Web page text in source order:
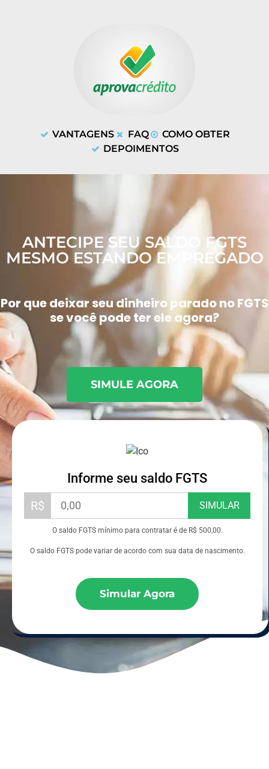
VANTAGENS FAQ
COMO OBTER
DEPOIMENTOS
ANTECIPE SEU SALDO FGTS
MESMO ESTANDO EMPREGADO
Por que deixar seu dinheiro parado no FGTS
se você pode ter ele agora?
SIMULE AGORA
Informe seu saldo FGTS
R$ SIMULAR
O saldo FGTS mínimo para contratar é de R$ 500,00.
O saldo FGTS pode variar de acordo com sua data de nascimento.
Simular Agora